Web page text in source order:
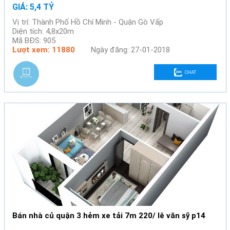
GIÁ: 5,4 TỶ
Vị trí: Thành Phố Hồ Chí Minh - Quận Gò Vấp
Diện tích: 4,8x20m
Mã BĐS: 905
Lượt xem: 11880
Ngày đăng: 27-01-2018
CHAT
Bán nhà củ quận 3 hẻm xe tải 7m 220/ lê văn sỹ p14